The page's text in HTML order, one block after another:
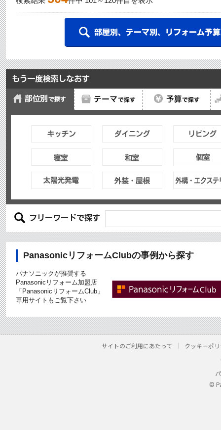
PanasonicリフォームClubの事例から探す
パナソニックが推奨する
Panasonicリフォーム加盟店
「PanasonicリフォームClub」
専用サイトもご覧下さい
サイトのご利用にあたって クッキーポ
©